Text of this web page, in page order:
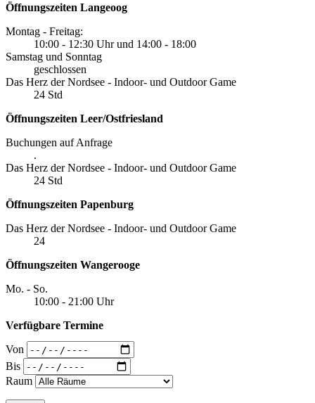
Öffnungszeiten Langeoog
Montag - Freitag:
10:00 - 12:30 Uhr und 14:00 - 18:00
Samstag und Sonntag
geschlossen
Das Herz der Nordsee - Indoor- und Outdoor Game
24 Std
Öffnungszeiten Leer/Ostfriesland
Buchungen auf Anfrage
.
Das Herz der Nordsee - Indoor- und Outdoor Game
24 Std
Öffnungszeiten Papenburg
Das Herz der Nordsee - Indoor- und Outdoor Game
24
Öffnungszeiten Wangerooge
Mo. - So.
10:00 - 21:00 Uhr
Verfügbare Termine
Von
Bis
Raum